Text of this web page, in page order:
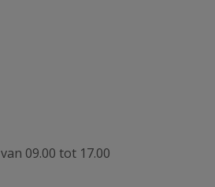
09.00 tot 17.00